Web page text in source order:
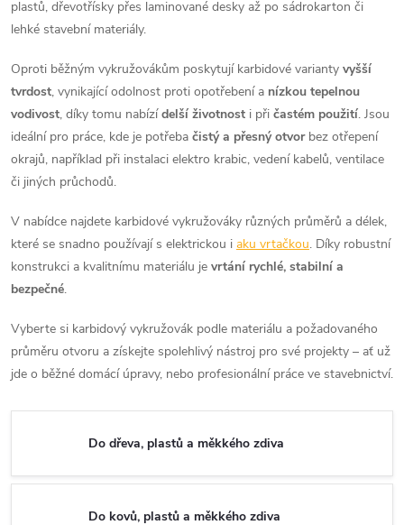
plastů, dřevotřísky přes laminované desky až po sádrokarton či
lehké stavební materiály.
Oproti běžným vykružovákům poskytují karbidové varianty vyšší
tvrdost, vynikající odolnost proti opotřebení a nízkou tepelnou
vodivost, díky tomu nabízídelší životnost i při častém použití. Jsou
ideální pro práce, kde je potřeba čistý a přesný otvorbez otřepení
okrajů, například při instalaci elektro krabic, vedení kabelů, ventilace
či jiných průchodů.
V nabídce najdete karbidové vykružováky různých průměrů a délek,
které se snadno používají s elektrickou i aku vrtačkou. Díky robustní
konstrukci a kvalitnímu materiálu je vrtání rychlé, stabilní a
bezpečné.
Vyberte si karbidový vykružovák podle materiálu a požadovaného
průměru otvoru a získejte spolehlivý nástroj pro své projekty – ať už
jde o běžné domácí úpravy, nebo profesionální práce ve stavebnictví.
Do dřeva, plastů a měkkého zdiva
Do kovů, plastů a měkkého zdiva